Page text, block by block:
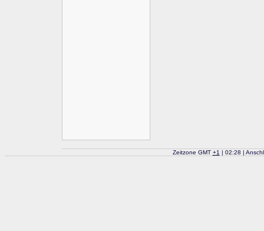
Zeitzone GMT +1 | 02:28 |